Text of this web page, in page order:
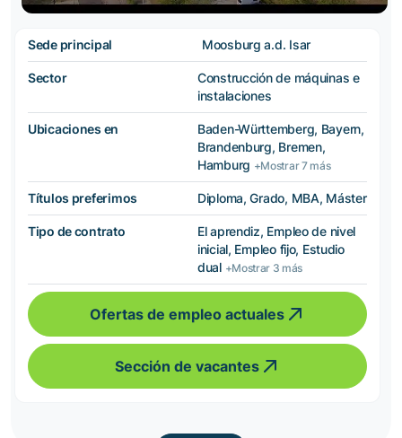
Sede principal Moosburg a.d. Isar
Sector
Construcción de máquinas e
instalaciones
Ubicaciones en
Baden-Württemberg, Bayern,
Brandenburg, Bremen,
Hamburg +Mostrar 7 más
Títulos preferimos Diploma, Grado, MBA, Máster
Tipo de contrato
El aprendiz, Empleo de nivel
inicial, Empleo fijo, Estudio
dual +Mostrar 3 más
Ofertas de empleo actuales
Sección de vacantes